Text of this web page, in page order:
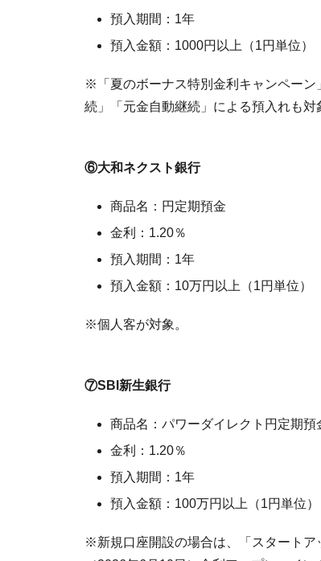
預入期間：1年
預入金額：1000円以上（1円単位）
※「夏のボーナス特別金利キャンペーン
続」「元金自動継続」による預入れも
⑥大和ネクスト銀行
商品名：円定期預金
金利：1.20％
預入期間：1年
預入金額：10万円以上（1円単位）
※個人客が対象。
⑦SBI新生銀行
商品名：パワーダイレクト円定期預
金利：1.20％
預入期間：1年
預入金額：100万円以上（1円単位）
※新規口座開設の場合は、「スタートア